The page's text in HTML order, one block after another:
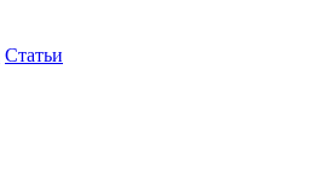
Статьи